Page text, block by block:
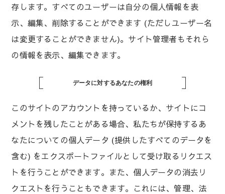
存します。すべてのユーザーは自分の個人情報を表
示、編集、削除することができます (ただしユーザー名
は変更することができません)。サイト管理者もそれら
の情報を表示、編集できます。
データに対するあなたの権利
このサイトのアカウントを持っているか、サイトにコ
メントを残したことがある場合、私たちが保持するあ
なたについての個人データ (提供したすべてのデータを
含む) をエクスポートファイルとして受け取るリクエス
トを行うことができます。また、個人データの消去リ
クエストを行うこともできます。これには、管理、法